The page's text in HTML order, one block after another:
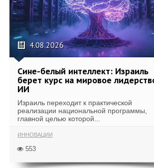
4.08.2026
Сине-белый интеллект: Израиль
берет курс на мировое
ИИ
Израиль переходит к практической
реализации национальной программы,
главной целью которой...
ИННОВАЦИИ
553